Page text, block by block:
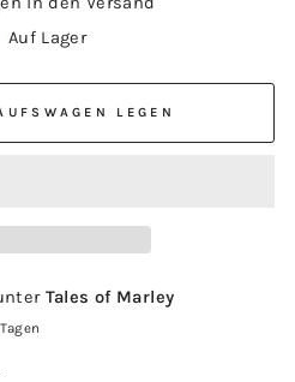
Auf Lager
LEGEN
Tales of Marley